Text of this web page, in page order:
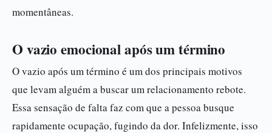
momentâneas.
O vazio emocional após um término
O vazio após um término é um dos principais motivos
que levam alguém a buscar um relacionamento rebote.
Essa sensação de falta faz com que a pessoa busque
rapidamente ocupação, fugindo da dor. Infelizmente, isso